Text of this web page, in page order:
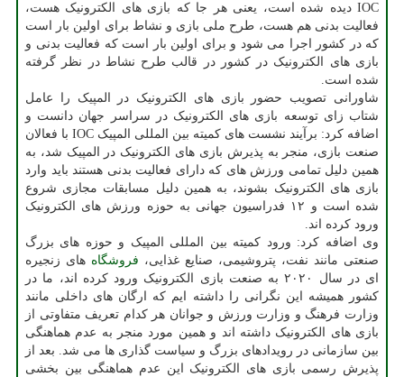
IOC دیده شده است، یعنی هر جا که بازی های الکترونیک هست،
فعالیت بدنی هم هست، طرح ملی بازی و نشاط برای اولین بار است
که در کشور اجرا می شود و برای اولین بار است که فعالیت بدنی و
بازی های الکترونیک در کشور در قالب طرح نشاط در نظر گرفته
شده است.
شاورانی تصویب حضور بازی های الکترونیک در المپیک را عامل
شتاب زای توسعه بازی های الکترونیک در سراسر جهان دانست و
اضافه کرد: برآیند نشست های کمیته بین المللی المپیک IOC با فعالان
صنعت بازی، منجر به پذیرش بازی های الکترونیک در المپیک شد، به
همین دلیل تمامی ورزش های که دارای فعالیت بدنی هستند باید وارد
بازی های الکترونیک بشوند، به همین دلیل مسابقات مجازی شروع
شده است و ۱۲ فدراسیون جهانی به حوزه ورزش های الکترونیک
ورود کرده اند.
وی اضافه کرد: ورود کمیته بین المللی المپیک و حوزه های بزرگ
صنعتی مانند نفت، پتروشیمی، صنایع غذایی، فروشگاه های زنجیره
ای در سال ۲۰۲۰ به صنعت بازی الکترونیک ورود کرده اند، ما در
کشور همیشه این نگرانی را داشته ایم که ارگان های داخلی مانند
وزارت فرهنگ و وزارت ورزش و جوانان هر کدام تعریف متفاوتی از
بازی های الکترونیک داشته اند و همین مورد منجر به عدم هماهنگی
بین سازمانی در رویدادهای بزرگ و سیاست گذاری ها می شد. بعد از
پذیرش رسمی بازی های الکترونیک این عدم هماهنگی بین بخشی